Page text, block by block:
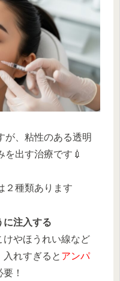
が、粘性のある透明
を出す治療です💉
２種類あります
に注入する
けやほうれい線など
れすぎると アンパ
！